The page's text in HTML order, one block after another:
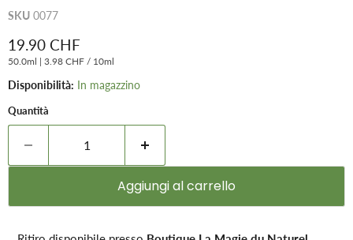
SKU 0077
Prezzo attuale
19.90 CHF
50.0ml | 3.98 CHF / 10ml
Disponibilità: In magazzino
Quantità
Aggiungi al carrello